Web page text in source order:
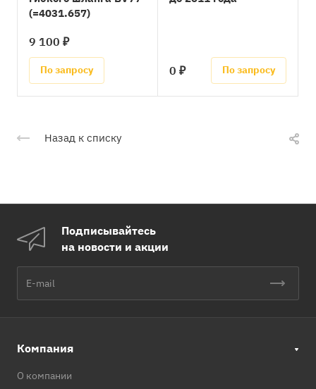
(=4031.657)
9 100 ₽
По запросу 0 ₽ По запросу
Назад к списку
Подписывайтесь
на новости и акции
Компания
О компании